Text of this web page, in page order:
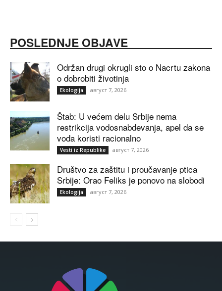
POSLEDNJE OBJAVE
Održan drugi okrugli sto o Nacrtu zakona
o dobrobiti životinja
Ekologija август 7, 2026
Štab: U većem delu Srbije nema
restrikcija vodosnabdevanja, apel da se
voda koristi racionalno
Vesti iz Republike август 7, 2026
Društvo za zaštitu i proučavanje ptica
Srbije: Orao Feliks je ponovo na slobodi
Ekologija август 7, 2026